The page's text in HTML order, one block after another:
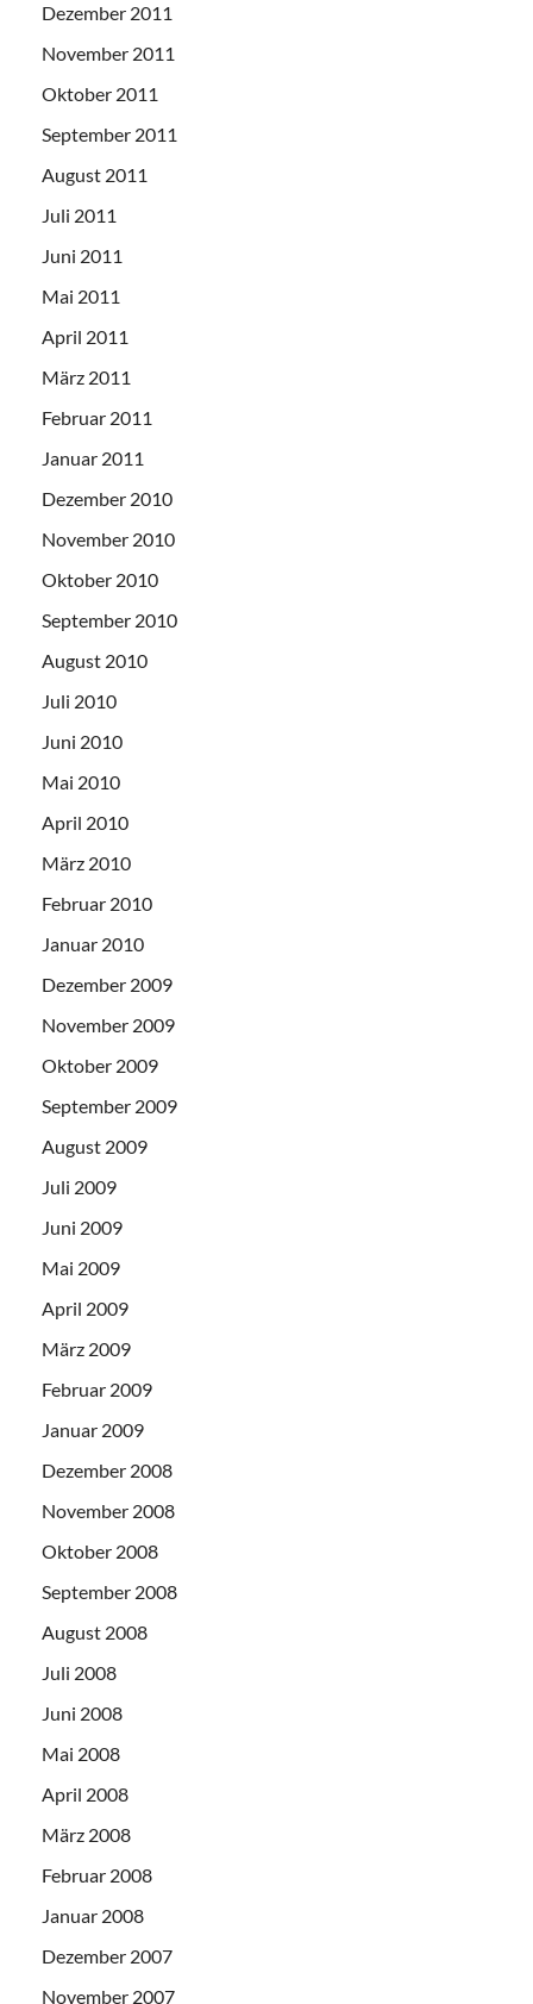
Dezember 2011
November 2011
Oktober 2011
September 2011
August 2011
Juli 2011
Juni 2011
Mai 2011
April 2011
März 2011
Februar 2011
Januar 2011
Dezember 2010
November 2010
Oktober 2010
September 2010
August 2010
Juli 2010
Juni 2010
Mai 2010
April 2010
März 2010
Februar 2010
Januar 2010
Dezember 2009
November 2009
Oktober 2009
September 2009
August 2009
Juli 2009
Juni 2009
Mai 2009
April 2009
März 2009
Februar 2009
Januar 2009
Dezember 2008
November 2008
Oktober 2008
September 2008
August 2008
Juli 2008
Juni 2008
Mai 2008
April 2008
März 2008
Februar 2008
Januar 2008
Dezember 2007
November 2007